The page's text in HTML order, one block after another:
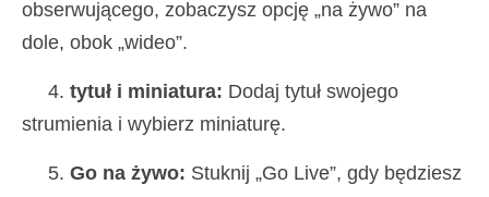
obserwującego, zobaczysz opcję „na żywo” na
dole, obok „wideo”.
4. tytuł i miniatura: Dodaj tytuł swojego
strumienia i wybierz miniaturę.
5. Go na żywo: Stuknij „Go Live”, gdy będziesz